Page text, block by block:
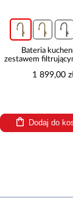
Bateria
zestawem
1 899,00
Dodaj do